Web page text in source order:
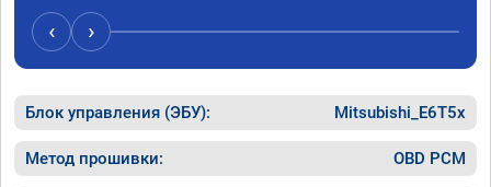
людьми, решил всё таки сделать
перепрошивку. Увидел в авито ваше
объявление и решил обратиться к вам за
в работу. Знают своё дело. По времени 1,5
часа длилась процедура. Цена конечно
отличается от заявленной. Но результатом
я доволен. Машинка не едет, а летит прям.
вреда
‹ ›
Блок управления (ЭБУ): Mitsubishi_E6T5x
Метод прошивки: OBD PCM